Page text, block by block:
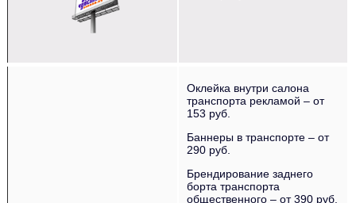
Оклейка внутри салона
транспорта рекламой – от
153 руб.
Баннеры в транспорте – от
290 руб.
Брендирование заднего
борта транспорта
общественного – от 390 руб.